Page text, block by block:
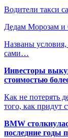
Водители такси
Дедам Морозам и
Названы
сами…
Инвесторы
стоимостью
Как не потерять
того, как придут
BMW
последние годы